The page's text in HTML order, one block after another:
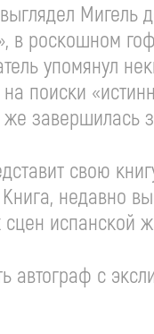
роскошном
упомянул
поиски
завершилась
свою
недавно
испанской
автограф с